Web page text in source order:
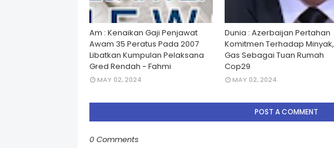
Am : Kenaikan Gaji Penjawat
Awam 35 Peratus Pada 2007
Libatkan Kumpulan Pelaksana
Gred Rendah - Fahmi
MAY 02, 2024
Dunia : Azerbaijan Pertahan
Komitmen Terhadap Minyak,
Gas Sebagai Tuan Rumah
Cop29
MAY 02, 2024
POST A COMMENT
0 Comments